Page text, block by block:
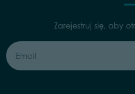
Zarejestruj się, aby